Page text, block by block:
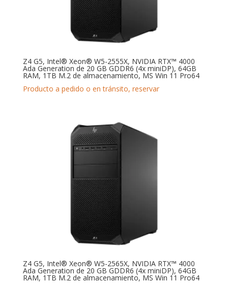
Z4 G5, Intel® Xeon® W5-2555X, NVIDIA RTX™ 4000
Ada Generation de 20 GB GDDR6 (4x miniDP), 64GB
RAM, 1TB M.2 de almacenamiento, MS Win 11 Pro64
Producto a pedido o en tránsito, reservar
Z4 G5, Intel® Xeon® W5-2565X, NVIDIA RTX™ 4000
Ada Generation de 20 GB GDDR6 (4x miniDP), 64GB
RAM, 1TB M.2 de almacenamiento, MS Win 11 Pro64